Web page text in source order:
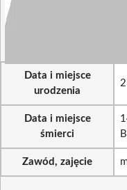
Data i miejsce
urodzenia
Data i miejsce
śmierci
Zawód, zajęcie